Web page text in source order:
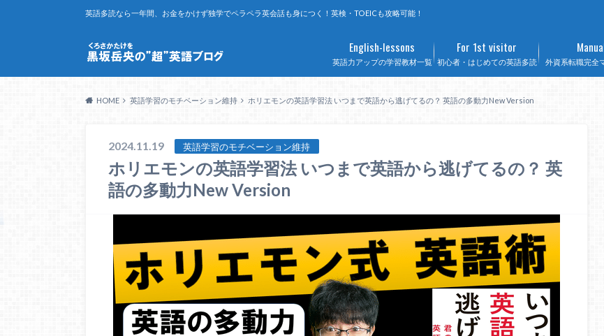
英語多読なら一年間、お金をかけず独学でペラペラ英会話も身につく！英検・TOEICも攻略可能！
英語力アップの学習教材一覧
English-lessons
初心者・はじめての英語多読
For 1st visitor
外資系転職完全
HOME 英語学習のモチベーション維持 ホリエモンの英語学習法 いつまで英語から逃げてるの？ 英語の多動力New Version
2024.11.19 英語学習のモチベーション維持
ホリエモンの英語学習法 いつまで英語から逃げてるの？ 英
語の多動力New Version